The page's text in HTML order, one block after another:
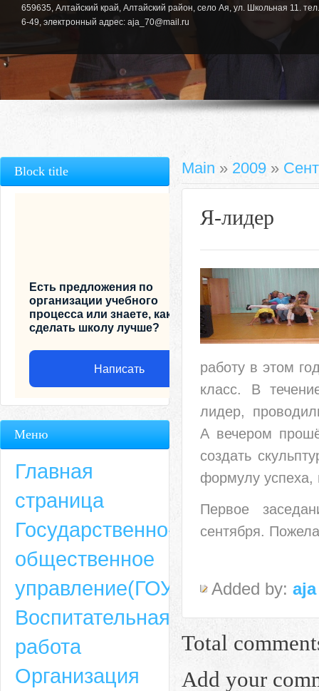
659635, Алтайский край, Алтайский район, село Ая, ул. Школьная 11.
6-49, электронный адрес: aja_70@mail.ru
Адрес
659635, Алтайский край, Алтайский район, село Ая, ул. Школьная 11.
6-49, электронный адрес: aja_70@mail.ru
Main » 2009 »
Я-лидер
работу в этом
класс. В
лидер,
А вечером
создать
формулу успеха,
Первое
сентября.
Added by: aja
Total
Add your
Block title
Есть предложения по
организации учебного
процесса или знаете, как
сделать школу лучше?
Написать
Меню
Главная
страница
Государственно-
общественное
управление(ГОУ)
Воспитательная
работа
Организация